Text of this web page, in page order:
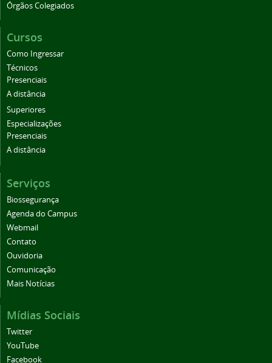
Órgãos Colegiados
Cursos
Como Ingressar
Técnicos
Presenciais
A distância
Superiores
Especializações
Presenciais
A distância
Serviços
Biossegurança
Agenda do Campus
Webmail
Contato
Ouvidoria
Comunicação
Mais Notícias
Mídias Sociais
Twitter
YouTube
Facebook